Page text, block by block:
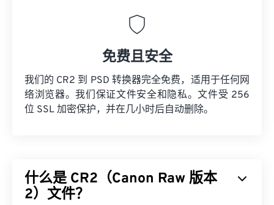
免费且安全
我们的 CR2 到 PSD 转换器完全免费，适用于任何网
络浏览器。我们保证文件安全和隐私。文件受 256
位 SSL 加密保护，并在几小时后自动删除。
什么是 CR2（Canon Raw 版本
2）文件？